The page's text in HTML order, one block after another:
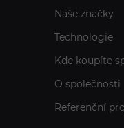
Naše značky
Technologie
Kde koupíte
O společnosti
Referenční